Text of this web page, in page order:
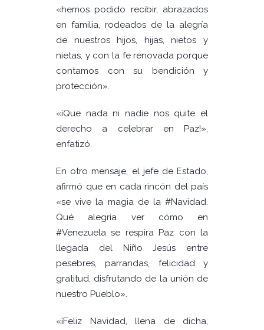
«hemos podido recibir, abrazados
en familia, rodeados de la alegría
de nuestros hijos, hijas, nietos y
nietas, y con la fe renovada porque
contamos con su bendición y
protección».
«¡Que nada ni nadie nos quite el
derecho a celebrar en Paz!»,
enfatizó.
En otro mensaje, el jefe de Estado,
afirmó que en cada rincón del país
«se vive la magia de la #Navidad.
Qué alegría ver cómo en
#Venezuela se respira Paz con la
llegada del Niño Jesús entre
pesebres, parrandas, felicidad y
gratitud, disfrutando de la unión de
nuestro Pueblo».
«¡Feliz Navidad, llena de dicha,